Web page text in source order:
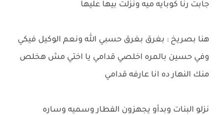
جابت رنا كوبايه ميه ونزلت بيها عليها
هنا بصريخ : بغرق بغرق حسبي الله ونعم الوكيل فيكي
وفي حسين بالمره اخلصي قدامي يا اختي مش هخلص
منك النهار ده انا عارفه قدامي
نزلو البنات وبدأو يجهزون الفطار وسميه وساره